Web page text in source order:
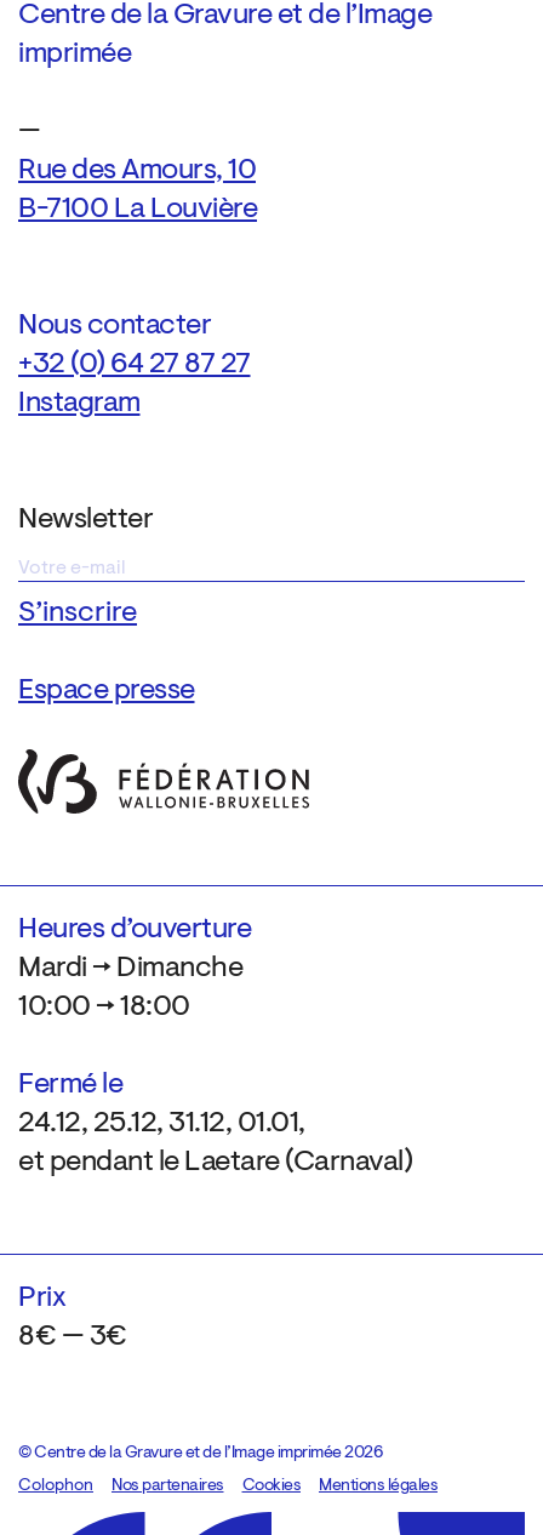
Centre de la Gravure et de l’Image
imprimée
—
Rue des Amours, 10
B-7100 La Louvière
Nous contacter
+32 (0) 64 27 87 27
Instagram
Newsletter
Espace presse
Heures d’ouverture
Mardi → Dimanche
10:00 → 18:00
Fermé le
24.12, 25.12, 31.12, 01.01,
et pendant le Laetare (Carnaval)
Prix
8€ — 3€
© Centre de la Gravure et de l’Image imprimée 2026
Colophon
Design:Marcel Kaczmarek, code:8080.studio
Nos partenaires Cookies Mentions légales